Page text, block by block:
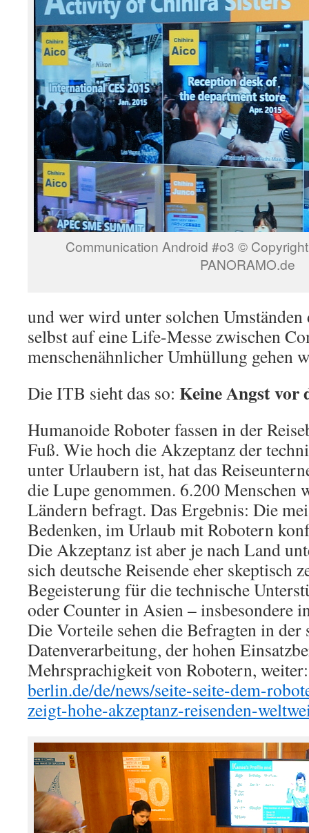
Communication Android #o3 ©
PANORAMO.de
und wer wird unter solchen
selbst auf eine Life-Messe zwischen
menschenähnlicher Umhüllung gehen
Die ITB sieht das so: Keine Angst vor
Humanoide Roboter fassen in der
Fuß. Wie hoch die Akzeptanz der
unter Urlaubern ist, hat das
die Lupe genommen. 6.200 Menschen
Ländern befragt. Das Ergebnis: Die
Bedenken, im Urlaub mit Robotern
Die Akzeptanz ist aber je nach Land
sich deutsche Reisende eher skeptisch
Begeisterung für die technische
oder Counter in Asien – insbesondere
Die Vorteile sehen die Befragten in der
Datenverarbeitung, der hohen
Mehrsprachigkeit von Robotern,
berlin.de/de/news/seite-seite-dem-
zeigt-hohe-akzeptanz-reisenden-